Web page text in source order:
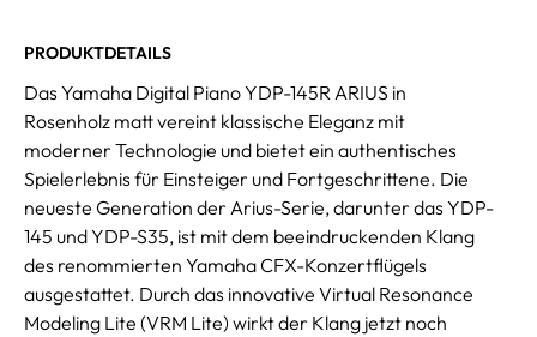
PRODUKTDETAILS
Das Yamaha Digital Piano YDP-145R ARIUS in
Rosenholz matt vereint klassische Eleganz mit
moderner Technologie und bietet ein authentisches
Spielerlebnis für Einsteiger und Fortgeschrittene. Die
neueste Generation der Arius-Serie, darunter das YDP-
145 und YDP-S35, ist mit dem beeindruckenden Klang
des renommierten Yamaha CFX-Konzertflügels
ausgestattet. Durch das innovative Virtual Resonance
Modeling Lite (VRM Lite) wirkt der Klang jetzt noch